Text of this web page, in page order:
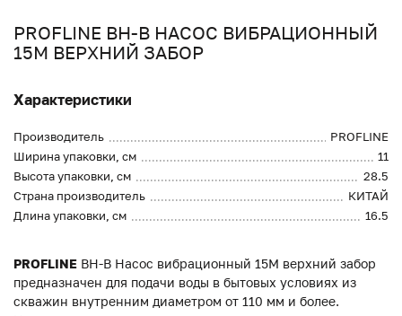
PROFLINE BH-В НАСОС ВИБРАЦИОННЫЙ
15M ВЕРХНИЙ ЗАБОР
Характеристики
Производитель
PROFLINE
Ширина упаковки, см
11
Высота упаковки, см
28.5
Страна производитель
КИТАЙ
Длина упаковки, см
16.5
PROFLINE BH-В Насос вибрационный 15M верхний забор
предназначен для подачи воды в бытовых условиях из
скважин внутренним диаметром от 110 мм и более.